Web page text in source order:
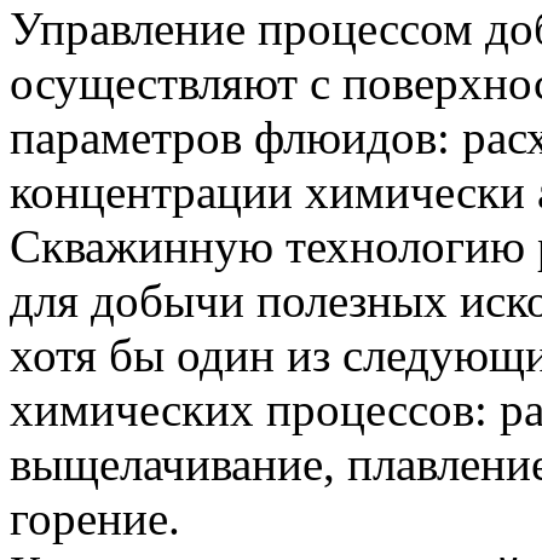
Управление процессом
осуществляют с
параметров флюидов:
концентрации
Скважинную технологию
для добычи полезных
хотя бы один из
химических процессов:
выщелачивание,
горение.